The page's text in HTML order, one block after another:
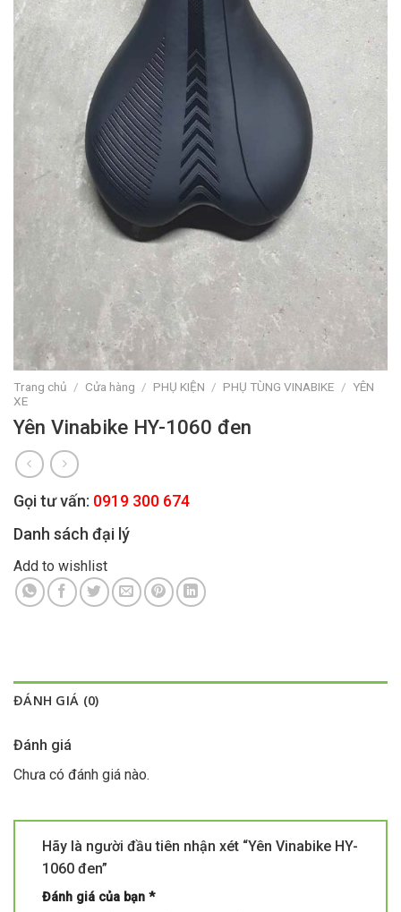
Trang chủ / Cửa hàng / PHỤ KIỆN / PHỤ TÙNG VINABIKE / YÊN
XE
Yên Vinabike HY-1060 đen
Gọi tư vấn: 0919 300 674
Danh sách đại lý
Add to wishlist
ĐÁNH GIÁ (0)
Đánh giá
Chưa có đánh giá nào.
Hãy là người đầu tiên nhận xét “Yên Vinabike HY-
1060 đen”
Đánh giá của bạn *